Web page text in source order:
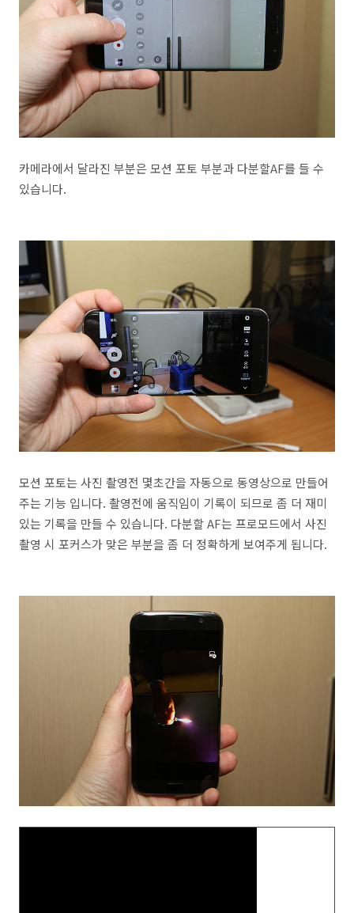
카메라에서 달라진 부분은 모션 포토 부분과 다분할AF를 들 수
있습니다.
모션 포토는 사진 촬영전 몇초간을 자동으로 동영상으로 만들어
주는 기능 입니다. 촬영전에 움직임이 기록이 되므로 좀 더 재미
있는 기록을 만들 수 있습니다. 다분할 AF는 프로모드에서 사진
촬영 시 포커스가 맞은 부분을 좀 더 정확하게 보여주게 됩니다.